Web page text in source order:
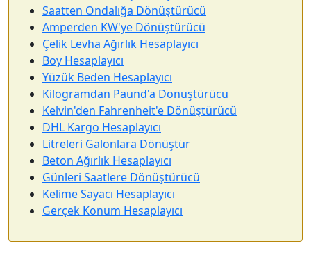
Saatten Ondalığa Dönüştürücü
Amperden KW'ye Dönüştürücü
Çelik Levha Ağırlık Hesaplayıcı
Boy Hesaplayıcı
Yüzük Beden Hesaplayıcı
Kilogramdan Paund'a Dönüştürücü
Kelvin'den Fahrenheit'e Dönüştürücü
DHL Kargo Hesaplayıcı
Litreleri Galonlara Dönüştür
Beton Ağırlık Hesaplayıcı
Günleri Saatlere Dönüştürücü
Kelime Sayacı Hesaplayıcı
Gerçek Konum Hesaplayıcı